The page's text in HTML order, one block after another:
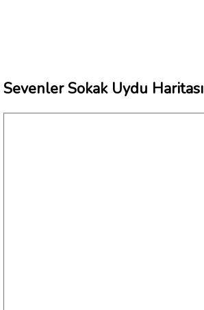
Sevenler Sokak Uydu Haritası